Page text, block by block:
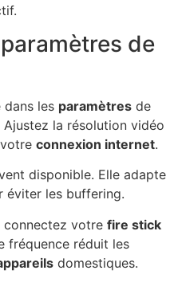
de
dans les paramètres de
la résolution vidéo
connexion internet.
disponible. Elle adapte
éviter les buffering.
connectez votre fire stick
fréquence réduit les
domestiques.